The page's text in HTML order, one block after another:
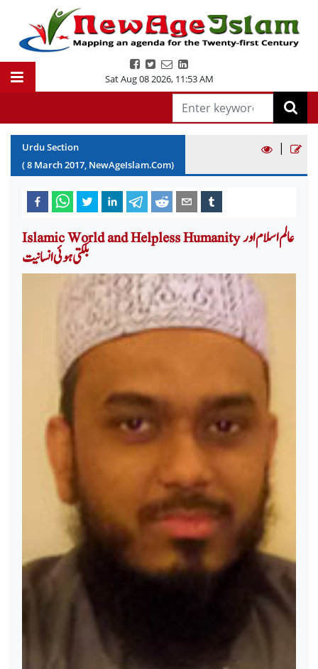
Sat Aug 08 2026, 11:53 AM
Urdu Section
(8 March2017, NewAgeIslam.Com)
|
Islamic World and Helpless Humanity عالم اسلام اور
بلکتی ہوئی انسانیت